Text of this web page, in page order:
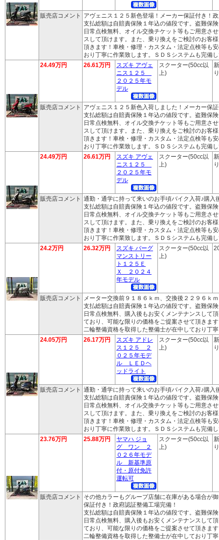
販売店コメント
アヴェニス１２５新色登場！メーカー保証付き！
支払総額は自賠責保険１年込の値段です。盗難保
日常点検無料、オイル交換チケット等もご用意さ
スして頂けます。また、乗り換えをご検討のお客
頂きます！車検・修理・カスタム・法定点検等も
おり丁寧に作業致します。ＳＤＳシステムも完備
24.49万円
26.61万円
スズキ アヴェ
ニス１２５
２０２５年モ
デル
スクーター(50cc以
上)
販売店コメント
アヴェニス１２５新色入荷しました！メーカー保
支払総額は自賠責保険１年込の値段です。盗難保
日常点検無料、オイル交換チケット等もご用意さ
スして頂けます。また、乗り換えをご検討のお客
頂きます！車検・修理・カスタム・法定点検等も
おり丁寧に作業致します。ＳＤＳシステムも完備
24.49万円
26.61万円
スズキ アヴェ
ニス１２５
２０２５年モ
デル
スクーター(50cc以
上)
販売店コメント 通勤・通学に持って来いのお手頃バイク入荷♪購
支払総額は自賠責保険１年込の値段です。盗難保
日常点検無料、オイル交換チケット等もご用意さ
スして頂けます。また、乗り換えをご検討のお客
頂きます！車検・修理・カスタム・法定点検等も
おり丁寧に作業致します。ＳＤＳシステムも完備
24.2万円
26.32万円
スズキ バーグ
マンストリー
ト１２５Ｅ
Ｘ ２０２４
年モデル
スクーター(50cc以
上)
販売店コメント
メーター交換前９１８６ｋｍ、交換後２２９６ｋ
支払総額は自賠責保険１年込の値段です。盗難保
日常点検無料、購入後もお安くメンテナンスして
ており、可能な限りの価格をご提案させて頂きま
二輪整備資格を取得した整備士が在中しており丁
24.05万円
26.17万円
スズキ アドレ
ス１２５ ２
０２５年モデ
ル ＬＥＤヘ
ッドライト
スクーター(50cc以
上)
販売店コメント 通勤・通学に持って来いのお手頃バイク入荷♪購
支払総額は自賠責保険１年込の値段です。盗難保
日常点検無料、オイル交換チケット等もご用意さ
スして頂けます。また、乗り換えをご検討のお客
頂きます！車検・修理・カスタム・法定点検等も
おり丁寧に作業致します。ＳＤＳシステムも完備
23.76万円
25.88万円
ヤマハ ジョ
グ ワン ２
０２６年モデ
ル 新基準原
付・原付免許
運転可
スクーター(50cc以
上)
販売店コメント
その他カラーもグループ店舗に在庫がある場合が
保証付き！政府認証整備工場完備！
支払総額は自賠責保険１年込の値段です。盗難保
日常点検無料、購入後もお安くメンテナンスして
ており、可能な限りの価格をご提案させて頂きま
二輪整備資格を取得した整備士が在中しており丁